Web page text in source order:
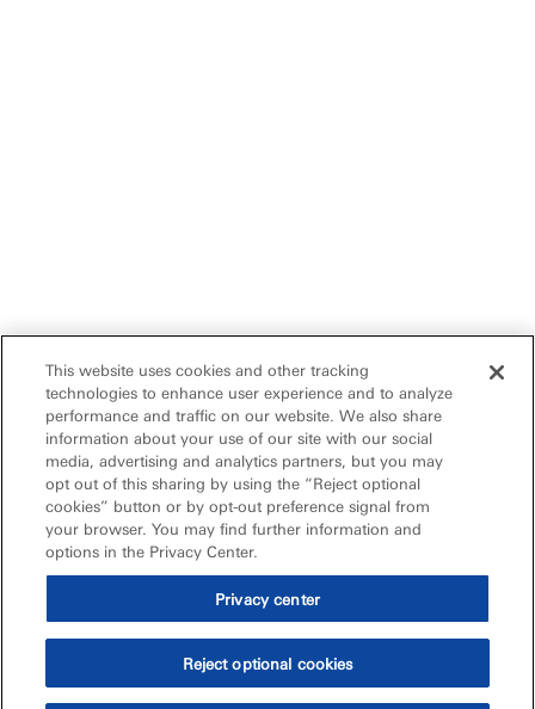
This website uses cookies and other tracking
technologies to enhance user experience and to analyze
performance and traffic on our website. We also share
information about your use of our site with our social
media, advertising and analytics partners, but you may
opt out of this sharing by using the “Reject optional
cookies” button or by opt-out preference signal from
your browser. You may find further information and
options in the Privacy Center.
Privacy center
Reject optional cookies